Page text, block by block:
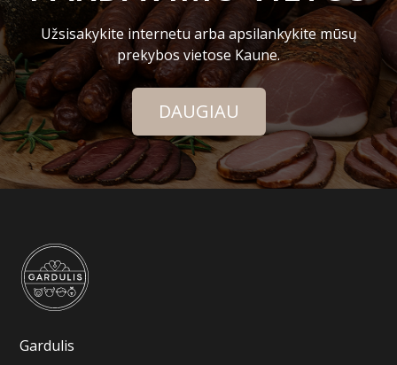
Užsisakykite internetu arba apsilankykite mūsų
prekybos vietose Kaune.
DAUGIAU
Gardulis